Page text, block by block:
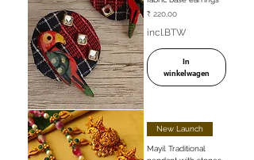
Prijs
₹ 220,00
incl.BTW
In
winkelwagen
New Launch
Mayil Traditional